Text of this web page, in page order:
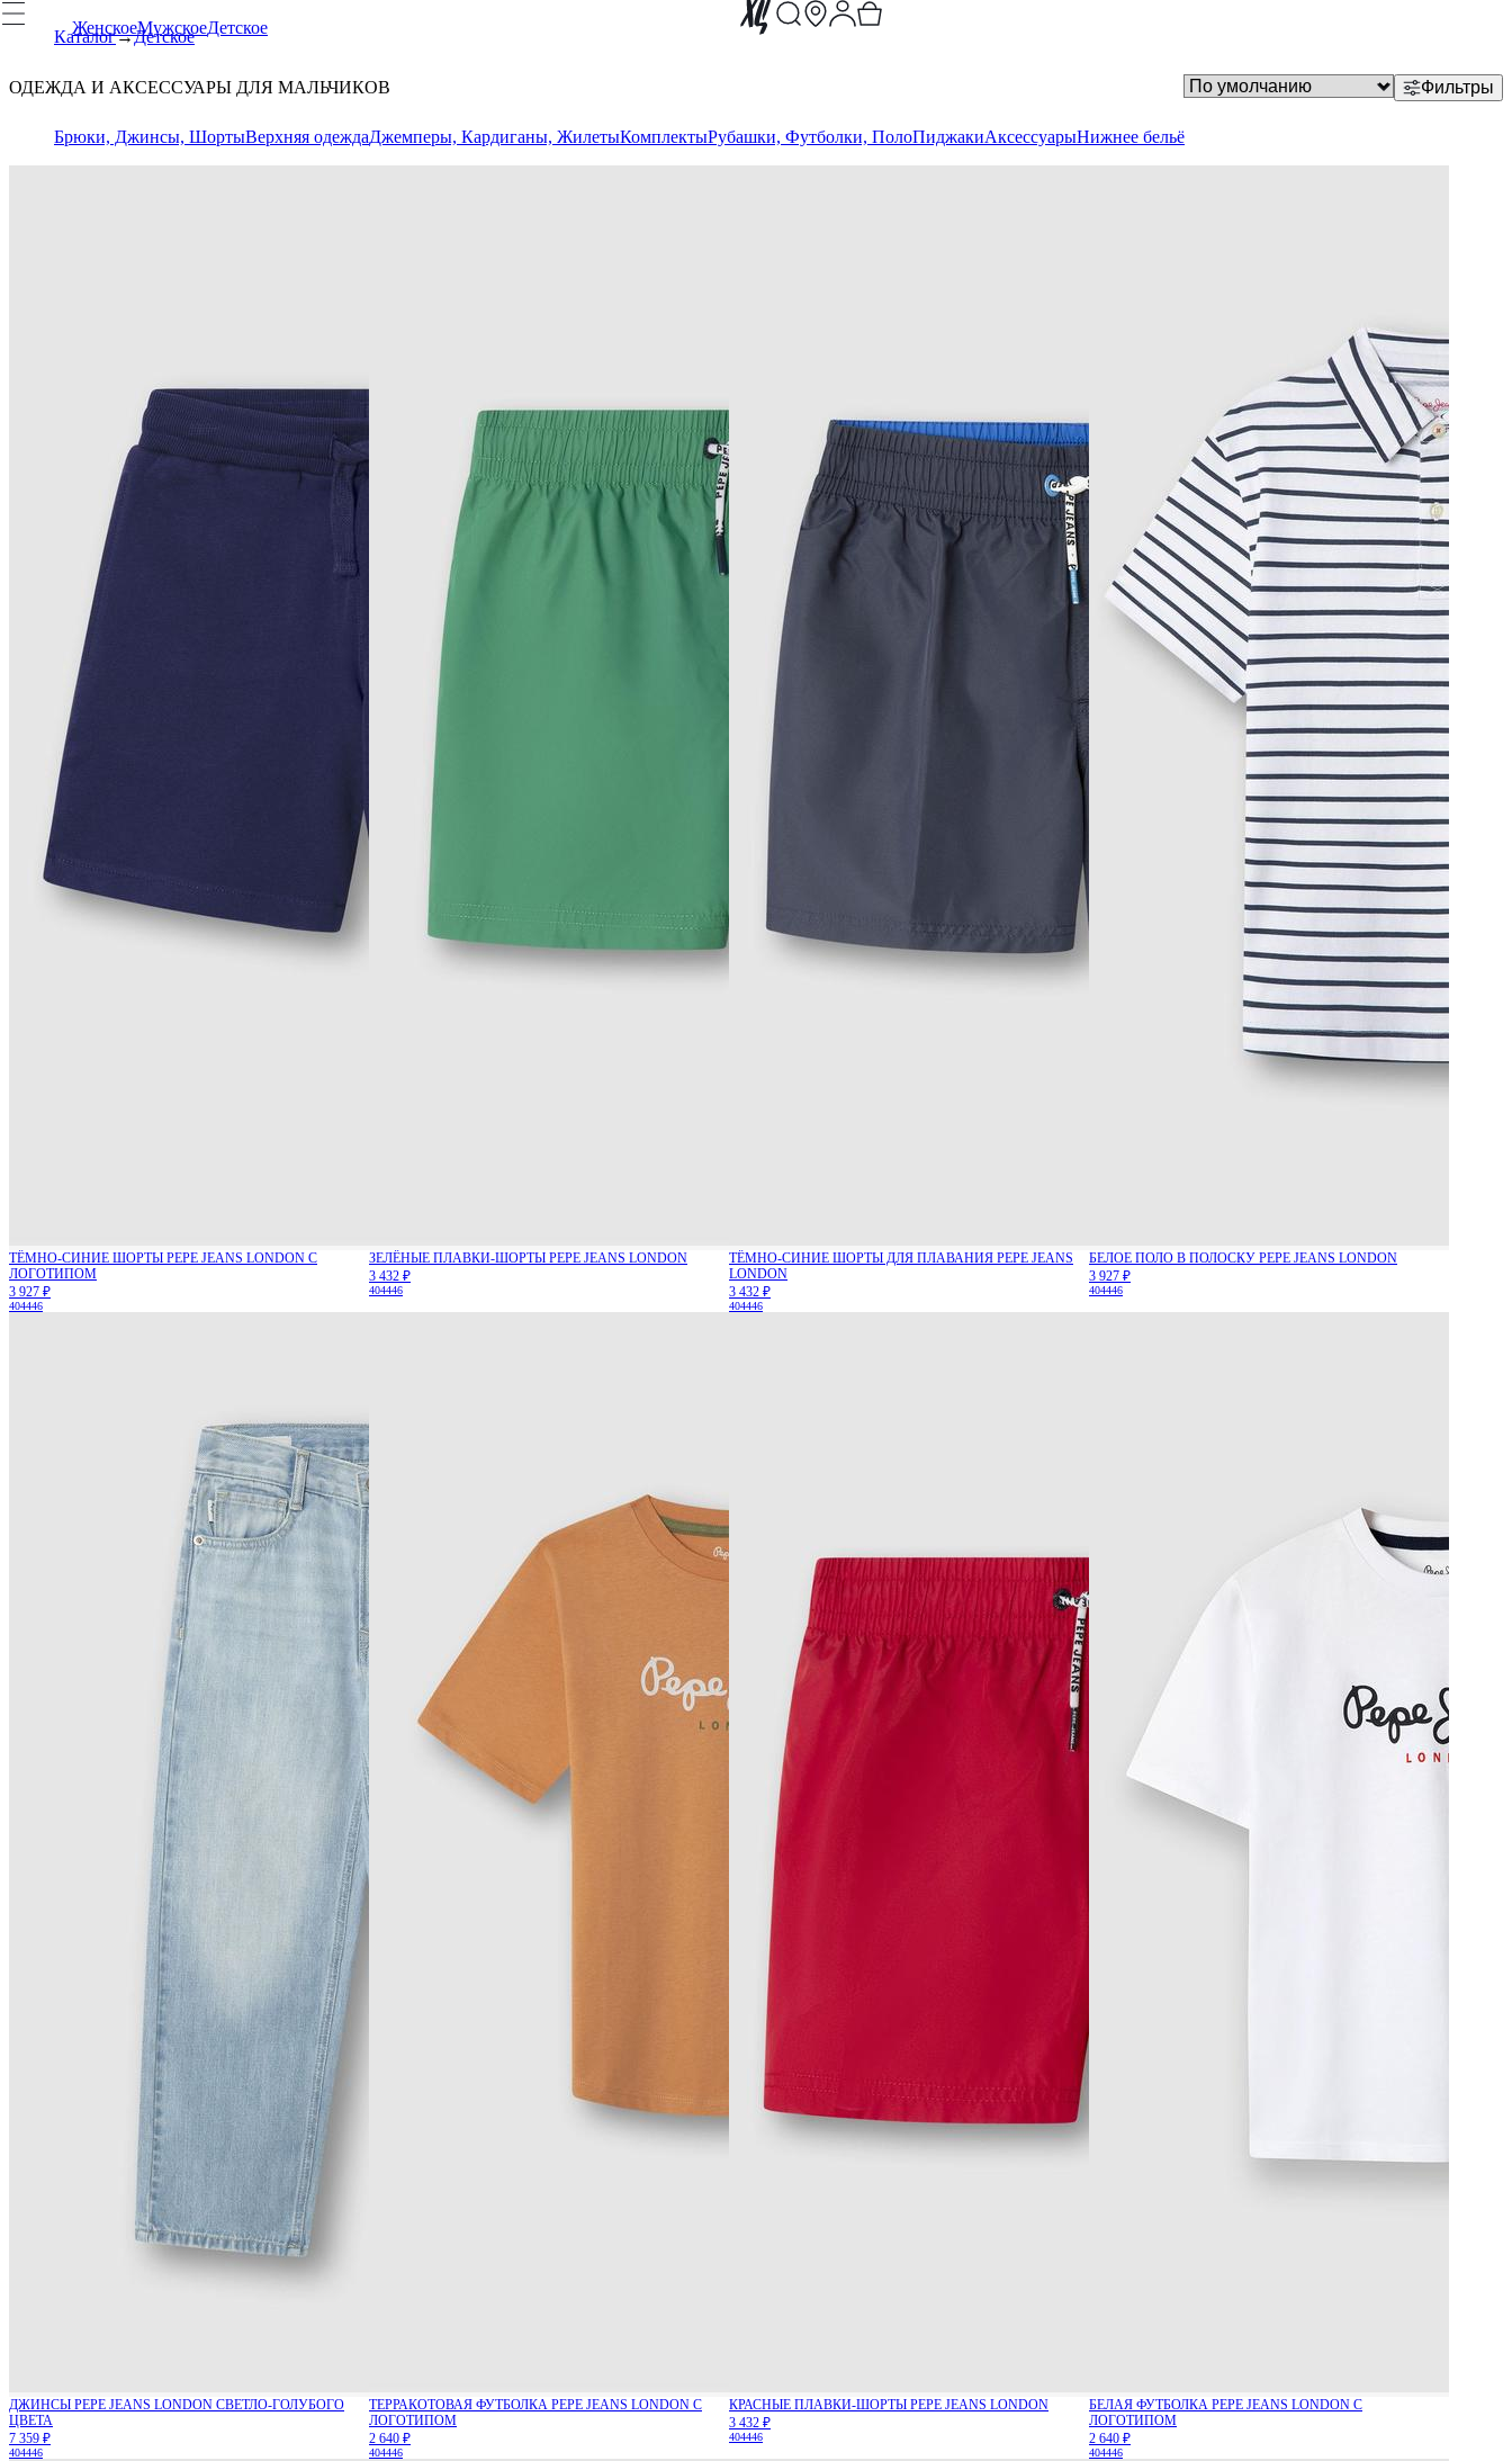
ЖенскоеМужскоеДетское
Каталог Детское
ОДЕЖДА И АКСЕССУАРЫ ДЛЯ МАЛЬЧИКОВ
Брюки, Джинсы, ШортыВерхняя одеждаДжемперы, Кардиганы, ЖилетыКомплектыРубашки, Футболки, ПолоПиджакиАксессуарыНижнее бельё
Фильтры
ТЁМНО-СИНИЕ ШОРТЫ PEPE JEANS LONDON С
ЛОГОТИПОМ
3 927 ₽
404446
ЗЕЛЁНЫЕ ПЛАВКИ-ШОРТЫ PEPE JEANS LONDON
3 432 ₽
404446
ТЁМНО-СИНИЕ ШОРТЫ ДЛЯ ПЛАВАНИЯ PEPE JEANS
LONDON
3 432 ₽
404446
БЕЛОЕ ПОЛО В ПОЛОСКУ PEPE JEANS LONDON
3 927 ₽
404446
ДЖИНСЫ PEPE JEANS LONDON СВЕТЛО-ГОЛУБОГО
ЦВЕТА
7 359 ₽
404446
ТЕРРАКОТОВАЯ ФУТБОЛКА PEPE JEANS LONDON С
ЛОГОТИПОМ
2 640 ₽
404446
КРАСНЫЕ ПЛАВКИ-ШОРТЫ PEPE JEANS LONDON
3 432 ₽
404446
БЕЛАЯ ФУТБОЛКА PEPE JEANS LONDON С
ЛОГОТИПОМ
2 640 ₽
404446